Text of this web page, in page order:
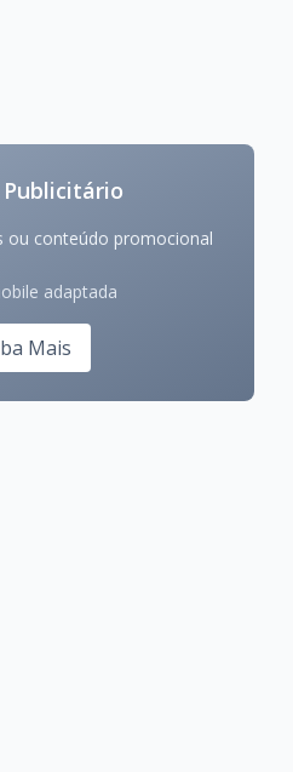
ou conteúdo promocional
adaptada
Mais